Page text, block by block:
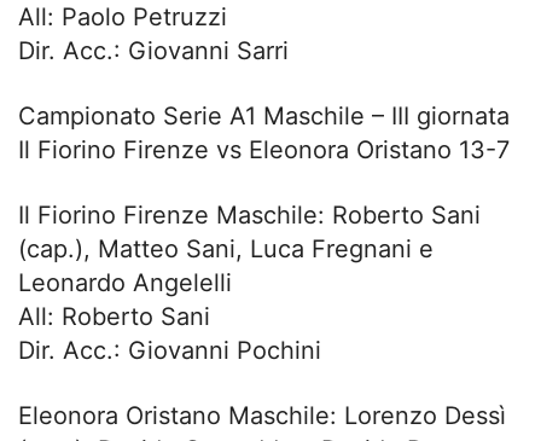
All: Paolo Petruzzi
Dir. Acc.: Giovanni Sarri
Campionato Serie A1 Maschile – III giornata
Il Fiorino Firenze vs Eleonora Oristano 13-7
Il Fiorino Firenze Maschile: Roberto Sani
(cap.), Matteo Sani, Luca Fregnani e
Leonardo Angelelli
All: Roberto Sani
Dir. Acc.: Giovanni Pochini
Eleonora Oristano Maschile: Lorenzo Dessì